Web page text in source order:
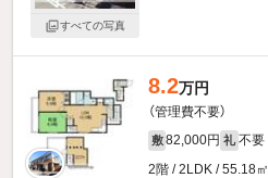
すべての写真
8.2万円
（管理費不要）
敷 82,000円 礼 不要
2階 / 2LDK / 55.18㎡